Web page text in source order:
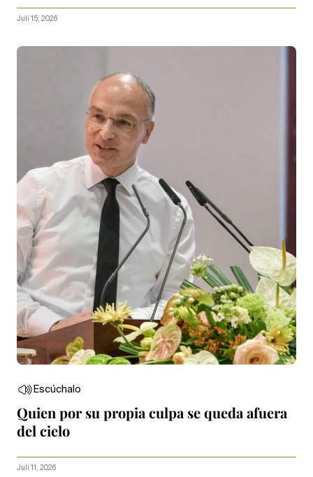
Juli 15, 2026
Escúchalo
Quien por su propia culpa se queda afuera
del cielo
Juli 11, 2026